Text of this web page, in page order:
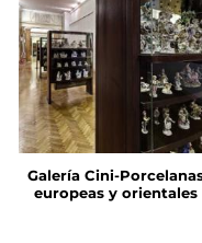
Galería Cini-
europeas y orientales